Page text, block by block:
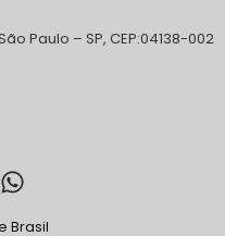
Paulo – SP, CEP:04138-002
Brasil